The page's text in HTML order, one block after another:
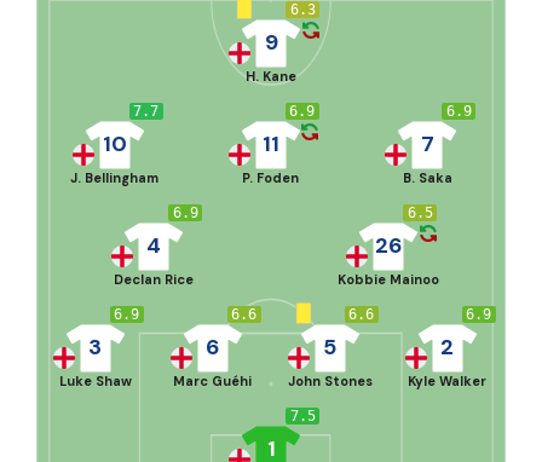
7.5
1
6.9
3
Luke Shaw
6.6
6
Marc Guéhi
6.6
5
John Stones
6.9
2
Kyle Walker
6.9
4
Declan Rice
6.5
26
Kobbie Mainoo
7.7
10
J. Bellingham
6.9
11
P. Foden
6.9
7
B. Saka
6.3
9
H. Kane